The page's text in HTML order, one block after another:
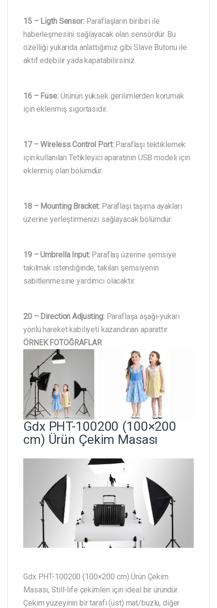
15 – Ligth Sensor: Paraflaşların biribiri ile
haberleşmesini sağlayacak olan sensördür. Bu
özelliği yukarıda anlattığımız gibi Slave Butonu ile
aktif edebilir yada kapatabilirsiniz.
16 – Fuse: Ürünün yüksek gerilimlerden korumak
için eklenmiş sigortasıdır.
17 – Wireless Control Port: Paraflaşı tektiklemek
için kullanılan Tetikleyici aparatının USB modeli için
eklenmiş olan bölümdür.
18 – Mounting Bracket: Paraflaşı taşıma ayakları
üzerine yerleştirmenizi sağlayacak bölümdür.
19 – Umbrella Input: Paraflaş üzerine şemsiye
takılmak istendiğinde, takılan şemsiyenin
sabitlenmesine yardımcı olacaktır.
20 – Direction Adjusting: Paraflaşa aşağı-yukarı
yönlü hareket kabiliyeti kazandırıan aparattır.
ÖRNEK FOTOĞRAFLAR
Gdx PHT-100200 (100×200
cm) Ürün Çekim Masası
Gdx PHT-100200 (100×200 cm) Ürün Çekim
Masası; Still-life çekimleri için ideal bir üründür.
Çekim yüzeyinin bir tarafı (üst) mat/buzlu, diğer